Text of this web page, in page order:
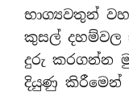
භාග්‍යවතුන්
කුසල් දහම්වල
දුරු කරගන්න
දියුණු කිරීමෙන්